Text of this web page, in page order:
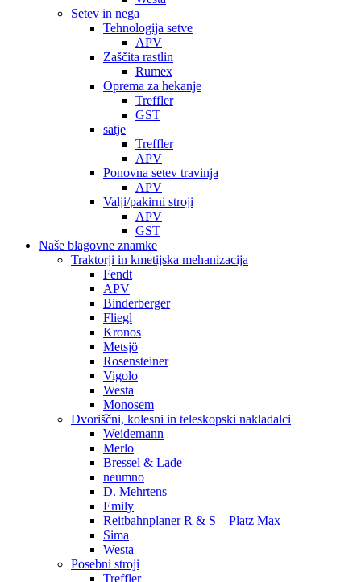
Setev in nega
Tehnologija setve
APV
Zaščita rastlin
Rumex
Oprema za hekanje
Treffler
GST
satje
Treffler
APV
Ponovna setev travinja
APV
Valji/pakirni stroji
APV
GST
Naše blagovne znamke
Traktorji in kmetijska mehanizacija
Fendt
APV
Binderberger
Fliegl
Kronos
Metsjö
Rosensteiner
Vigolo
Westa
Monosem
Dvoriščni, kolesni in teleskopski nakladalci
Weidemann
Merlo
Bressel & Lade
neumno
D. Mehrtens
Emily
Reitbahnplaner R & S – Platz Max
Sima
Westa
Posebni stroji
Treffler